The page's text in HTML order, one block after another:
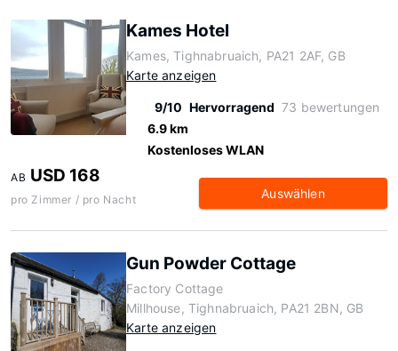
Kames Hotel
Kames, Tighnabruaich, PA21 2AF, GB
Karte anzeigen
9/10 Hervorragend 73 bewertungen
6.9 km
Kostenloses WLAN
AB USD 168
pro Zimmer / pro Nacht Auswählen
Gun Powder Cottage
Factory Cottage
Millhouse, Tighnabruaich, PA21 2BN, GB
Karte anzeigen